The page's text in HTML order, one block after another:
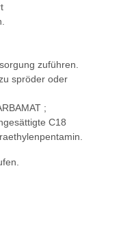
zuführen.
spröder oder
;
C18